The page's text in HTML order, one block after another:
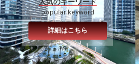
popular keyword
詳細はこちら